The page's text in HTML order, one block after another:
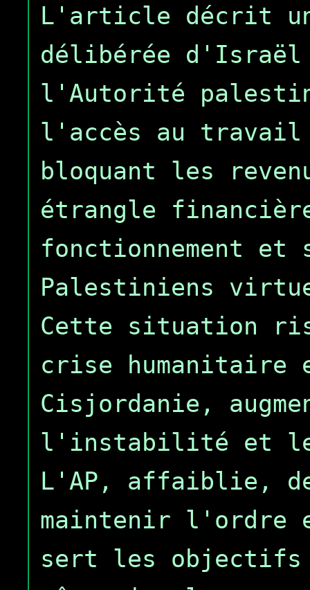
L'article décrit
délibérée
l'Autorité
l'accès au
bloquant les
étrangle
fonctionnement et
Palestiniens
Cette situation
crise humanitaire
Cisjordanie,
l'instabilité et le
L'AP, affaiblie,
maintenir l'ordre
sert les objectifs